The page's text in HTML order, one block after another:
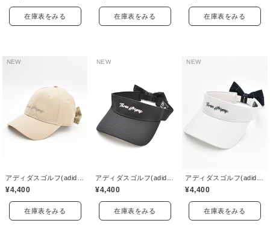
在庫表をみる 在庫表をみる 在庫表をみる
NEW
¥4,400
在庫表をみる
NEW
¥4,400
在庫表をみる
NEW
¥4,400
在庫表をみる